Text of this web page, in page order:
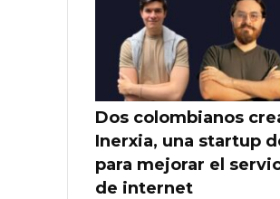
Dos colombianos
Inerxia, una startup
para mejorar el
de internet